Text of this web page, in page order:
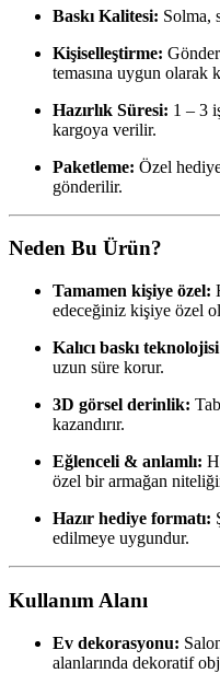
Baskı Kalitesi: Solma,
Kişiselleştirme:
temasına uygun olarak
Hazırlık Süresi: 1 – 3
kargoya verilir.
Paketleme: Özel
gönderilir.
Neden Bu Ürün?
Tamamen kişiye özel:
edeceğiniz kişiye özel
Kalıcı baskı
uzun süre korur.
3D görsel derinlik:
kazandırır.
Eğlenceli & anlamlı:
özel bir armağan
Hazır hediye formatı:
edilmeye uygundur.
Kullanım Alanı
Ev dekorasyonu:
alanlarında dekoratif